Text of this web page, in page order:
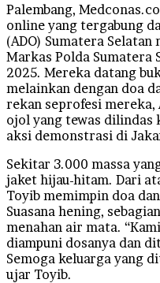
Palembang,
online yang tergabung
(ADO) Sumatera
Markas Polda Sumatera
2025. Mereka datang
melainkan dengan doa
rekan seprofesi mereka,
ojol yang tewas dilindas
aksi demonstrasi di
Sekitar 3.000 massa
jaket hijau-hitam. Dari
Toyib memimpin doa
Suasana hening,
menahan air mata.
diampuni dosanya dan
Semoga keluarga yang
ujar Toyib.